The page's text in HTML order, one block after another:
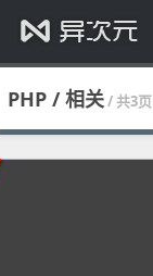
PHP / 相关/ 共3页